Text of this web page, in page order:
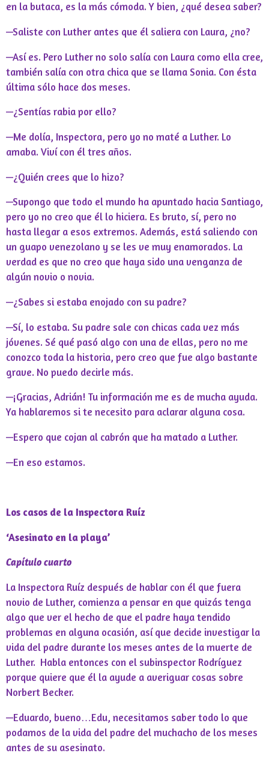
en la butaca, es la más cómoda. Y bien, ¿qué desea saber?
—Saliste con Luther antes que él saliera con Laura, ¿no?
—Así es. Pero Luther no solo salía con Laura como ella cree,
también salía con otra chica que se llama Sonia. Con ésta
última sólo hace dos meses.
—¿Sentías rabia por ello?
—Me dolía, Inspectora, pero yo no maté a Luther. Lo
amaba. Viví con él tres años.
—¿Quién crees que lo hizo?
—Supongo que todo el mundo ha apuntado hacia Santiago,
pero yo no creo que él lo hiciera. Es bruto, sí, pero no
hasta llegar a esos extremos. Además, está saliendo con
un guapo venezolano y se les ve muy enamorados. La
verdad es que no creo que haya sido una venganza de
algún novio o novia.
—¿Sabes si estaba enojado con su padre?
—Sí, lo estaba. Su padre sale con chicas cada vez más
jóvenes. Sé qué pasó algo con una de ellas, pero no me
conozco toda la historia, pero creo que fue algo bastante
grave. No puedo decirle más.
—¡Gracias, Adrián! Tu información me es de mucha ayuda.
Ya hablaremos si te necesito para aclarar alguna cosa.
—Espero que cojan al cabrón que ha matado a Luther.
—En eso estamos.
Los casos de la Inspectora Ruíz
‘Asesinato en la playa’
Capítulo cuarto
La Inspectora Ruíz después de hablar con él que fuera
novio de Luther, comienza a pensar en que quizás tenga
algo que ver el hecho de que el padre haya tendido
problemas en alguna ocasión, así que decide investigar la
vida del padre durante los meses antes de la muerte de
Luther. Habla entonces con el subinspector Rodríguez
porque quiere que él la ayude a averiguar cosas sobre
Norbert Becker.
—Eduardo, bueno…Edu, necesitamos saber todo lo que
podamos de la vida del padre del muchacho de los meses
antes de su asesinato.